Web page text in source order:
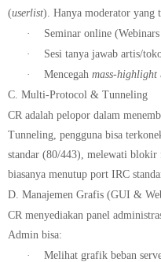
(userlist). Hanya moderator
·
Seminar online
·
Sesi tanya jawab artis/
·
Mencegah mass-highlight
C. Multi-Protocol & Tunneling
CR adalah pelopor dalam
Tunneling, pengguna bisa
standar (80/443), melewati
biasanya menutup port IRC
D. Manajemen Grafis (GUI &
CR menyediakan panel
Admin bisa:
·
Melihat grafik beban